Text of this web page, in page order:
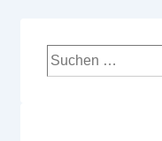
Suchen
nach: